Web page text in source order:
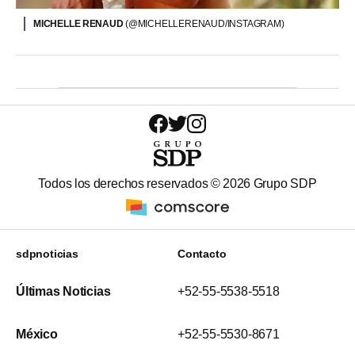
MICHELLE RENAUD(@MICHELLERENAUD/INSTAGRAM)
Todos los derechos reservados © 2026 Grupo SDP
sdpnoticias
Últimas Noticias
México
Contacto
+52-55-5538-5518
+52-55-5530-8671